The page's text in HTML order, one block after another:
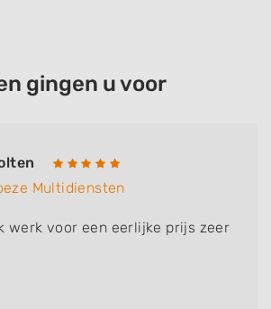
gingen u voor
Multidiensten
werk voor een eerlijke prijs zeer